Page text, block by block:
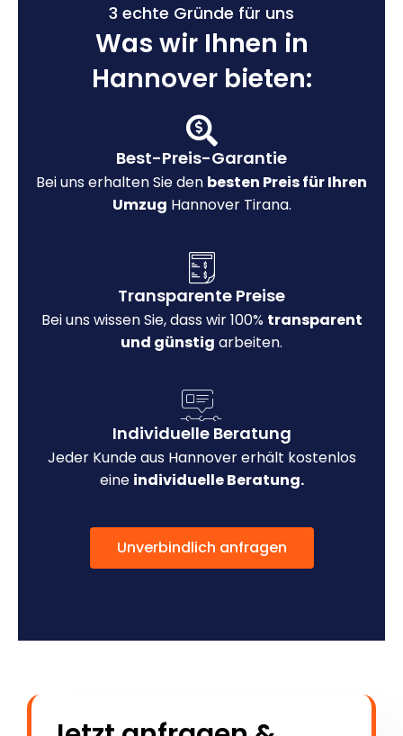
3 echte Gründe für uns
Was wir Ihnen in
Hannover bieten:
Best-Preis-Garantie
Bei uns erhalten Sie den besten Preis für Ihren
Umzug Hannover Tirana.
Transparente Preise
Bei uns wissen Sie, dass wir 100% transparent
und günstig arbeiten.
Individuelle Beratung
Jeder Kunde aus Hannover erhält kostenlos
eine individuelle Beratung.
Unverbindlich anfragen